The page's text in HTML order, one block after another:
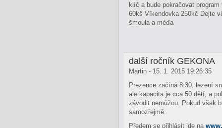
klíč a bude pokračovat
60kš Víkendovka 250kč Dejte
šmoula a méďa
další ročník GEKONA
Martin - 15. 1. 2015 19:26:35
Prezence začíná 8:30, lezení
ale kapacita je cca 50 dětí, a
závodit nemůžou. Pokud však
samozřejmě.
Předem se přihlásit jde na